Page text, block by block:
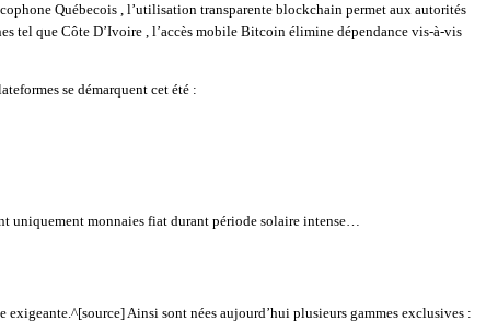
Québecois , l’utilisation transparente blockchain permet aux autorités
tel que Côte D’Ivoire , l’accès mobile Bitcoin élimine dépendance vis-à-vis
se démarquent cet été :
uniquement monnaies fiat durant période solaire intense…​
Ainsi sont nées aujourd’hui plusieurs gammes exclusives :